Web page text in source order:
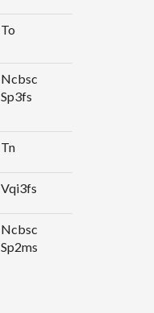
To
Ncbsc
Sp3fs
Tn
Vqi3fs
Ncbsc
Sp2ms